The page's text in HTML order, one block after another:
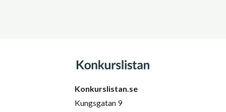
Konkurslistan.se
Kungsgatan 9